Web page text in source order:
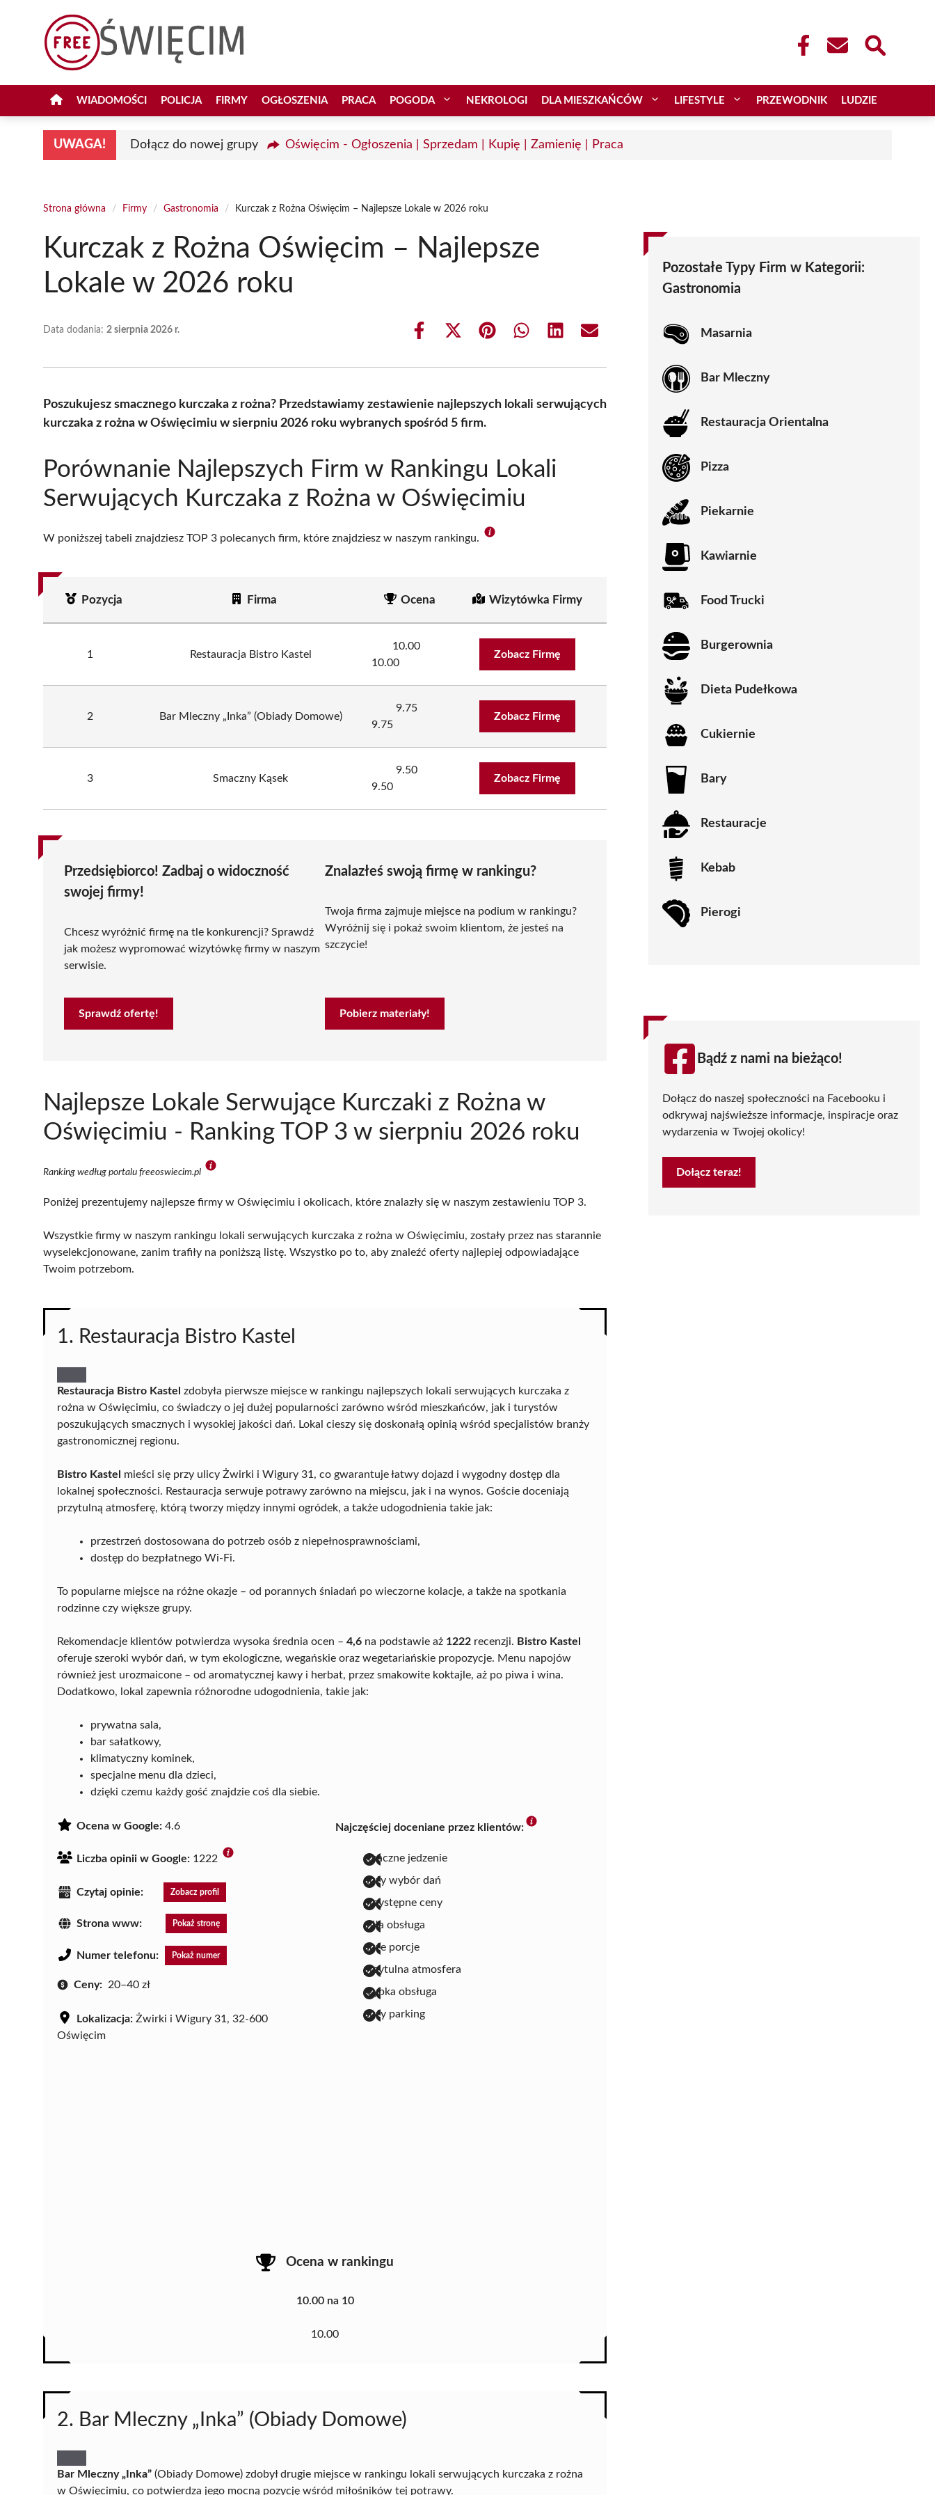
WIADOMOŚCI POLICJA FIRMY OGŁOSZENIA PRACA POGODA NEKROLOGI DLA MIESZKAŃCÓW LIFESTYLE PRZEWODNIK LUDZIE
UWAGA! Dołącz do nowej grupy Oświęcim - Ogłoszenia | Sprzedam | Kupię | Zamienię | Praca
Strona główna / Firmy / Gastronomia / Kurczak z Rożna Oświęcim – Najlepsze Lokale w 2026 roku
Kurczak z Rożna Oświęcim – Najlepsze
Lokale w 2026 roku
Data dodania: 2 sierpnia 2026 r.
Share
Share
(Twitter)
Share Share Share Share
Poszukujesz smacznego kurczaka z rożna? Przedstawiamy zestawienie najlepszych lokali serwujących
kurczaka z rożna w Oświęcimiu w sierpniu 2026 roku wybranych spośród 5 firm.
Porównanie Najlepszych Firm w Rankingu Lokali
Serwujących Kurczaka z Rożna w Oświęcimiu
W poniższej tabeli znajdziesz TOP 3 polecanych firm, które znajdziesz w naszym rankingu.
Pozycja Firma Ocena Wizytówka Firmy
1 Restauracja Bistro Kastel
10.00
10.00
Zobacz Firmę
2 Bar Mleczny „Inka” (Obiady Domowe)
9.75
9.75
Zobacz Firmę
3 Smaczny Kąsek
9.50
9.50
Zobacz Firmę
Przedsiębiorco! Zadbaj o widoczność
swojej firmy!
Chcesz wyróżnić firmę na tle konkurencji? Sprawdź
jak możesz wypromować wizytówkę firmy w naszym
serwisie.
Sprawdź ofertę!
Znalazłeś swoją firmę w rankingu?
Twoja firma zajmuje miejsce na podium w rankingu?
Wyróżnij się i pokaż swoim klientom, że jesteś na
szczycie!
Pobierz materiały!
Najlepsze Lokale Serwujące Kurczaki z Rożna w
Oświęcimiu - Ranking TOP 3 w sierpniu 2026 roku
Ranking według portalu freeoswiecim.pl
Poniżej prezentujemy najlepsze firmy w Oświęcimiu i okolicach, które znalazły się w naszym zestawieniu TOP 3.
Wszystkie firmy w naszym rankingu lokali serwujących kurczaka z rożna w Oświęcimiu, zostały przez nas starannie
wyselekcjonowane, zanim trafiły na poniższą listę. Wszystko po to, aby znaleźć oferty najlepiej odpowiadające
Twoim potrzebom.
1. Restauracja Bistro Kastel
Restauracja Bistro Kastel zdobyła pierwsze miejsce w rankingu najlepszych lokali serwujących kurczaka z
rożna w Oświęcimiu, co świadczy o jej dużej popularności zarówno wśród mieszkańców, jak i turystów
poszukujących smacznych i wysokiej jakości dań. Lokal cieszy się doskonałą opinią wśród specjalistów branży
gastronomicznej regionu.
Bistro Kastel mieści się przy ulicy Żwirki i Wigury 31, co gwarantuje łatwy dojazd i wygodny dostęp dla
lokalnej społeczności. Restauracja serwuje potrawy zarówno na miejscu, jak i na wynos. Goście doceniają
przytulną atmosferę, którą tworzy między innymi ogródek, a także udogodnienia takie jak:
przestrzeń dostosowana do potrzeb osób z niepełnosprawnościami,
dostęp do bezpłatnego Wi-Fi.
To popularne miejsce na różne okazje – od porannych śniadań po wieczorne kolacje, a także na spotkania
rodzinne czy większe grupy.
Rekomendacje klientów potwierdza wysoka średnia ocen – 4,6 na podstawie aż 1222 recenzji. Bistro Kastel
oferuje szeroki wybór dań, w tym ekologiczne, wegańskie oraz wegetariańskie propozycje. Menu napojów
również jest urozmaicone – od aromatycznej kawy i herbat, przez smakowite koktajle, aż po piwa i wina.
Dodatkowo, lokal zapewnia różnorodne udogodnienia, takie jak:
prywatna sala,
bar sałatkowy,
klimatyczny kominek,
specjalne menu dla dzieci,
dzięki czemu każdy gość znajdzie coś dla siebie.
Ocena w Google: 4.6
Liczba opinii w Google: 1222
Czytaj opinie: Zobacz profil
Strona www: Pokaż stronę
Numer telefonu: Pokaż numer
Ceny: 20–40 zł
Lokalizacja: Żwirki i Wigury 31, 32-600
Oświęcim
Najczęściej doceniane przez klientów:
smaczne jedzenie
duży wybór dań
przystępne ceny
miła obsługa
duże porcje
przytulna atmosfera
szybka obsługa
duży parking
Ocena w rankingu
10.00 na 10
10.00
2. Bar Mleczny „Inka” (Obiady Domowe)
Bar Mleczny „Inka” (Obiady Domowe) zdobył drugie miejsce w rankingu lokali serwujących kurczaka z rożna
w Oświęcimiu, co potwierdza jego mocną pozycję wśród miłośników tej potrawy.
Pozostałe Typy Firm w Kategorii:
Gastronomia
Masarnia
Bar Mleczny
Restauracja Orientalna
Pizza
Piekarnie
Kawiarnie
Food Trucki
Burgerownia
Dieta Pudełkowa
Cukiernie
Bary
Restauracje
Kebab
Pierogi
Bądź z nami na bieżąco!
Dołącz do naszej społeczności na Facebooku i
odkrywaj najświeższe informacje, inspiracje oraz
wydarzenia w Twojej okolicy!
Dołącz teraz!